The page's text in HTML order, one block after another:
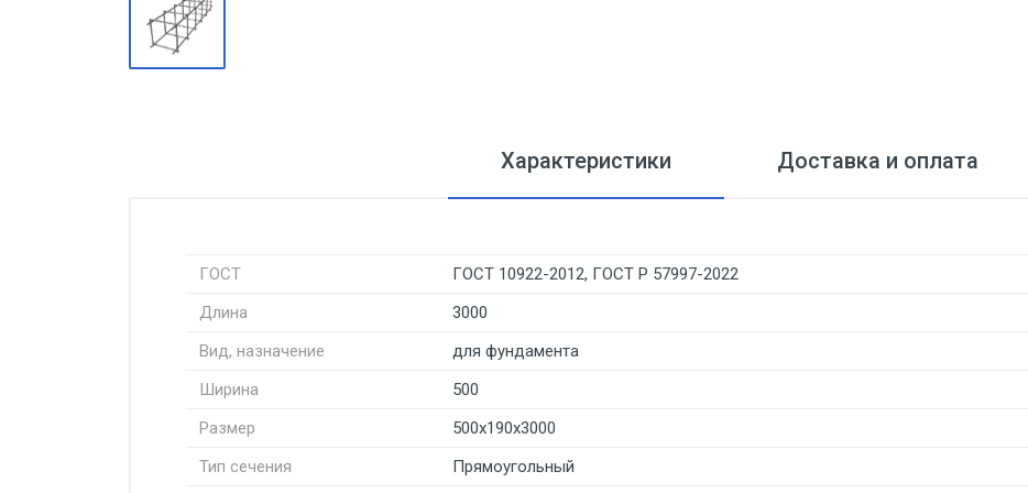
Оцинкованный металлопрокат
Запорная арматура
Характеристики Доставка и оплата
ГОСТ
ГОСТ 10922-2012, ГОСТ Р 57997-2022
Длина
3000
Вид, назначение
для фундамента
Ширина
500
Размер
500х190х3000
Тип сечения
Прямоугольный